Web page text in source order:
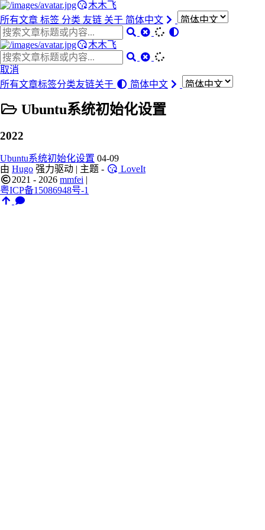
木木飞
所有文章 标签 分类 友链 关于 简体中文
木木飞
取消
所有文章标签分类友链关于 简体中文
Ubuntu系统初始化设置
2022
Ubuntu系统初始化设置 04-09
由 Hugo 强力驱动 | 主题 -
LoveIt
2021 - 2026 mmfei |
粤ICP备15086948号-1